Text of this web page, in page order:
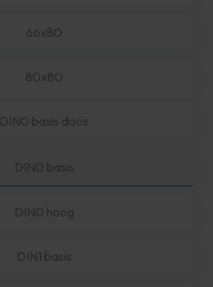
66x80
80x80
DIN0 basis doos
DIN0 basis
DIN0 hoog
DIN1 basis